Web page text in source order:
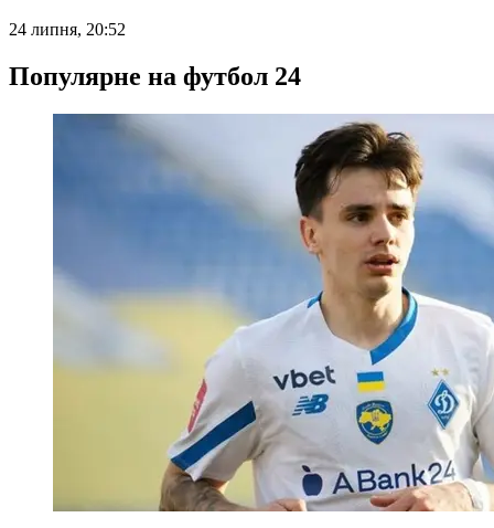
24 липня, 20:52
Популярне на футбол 24